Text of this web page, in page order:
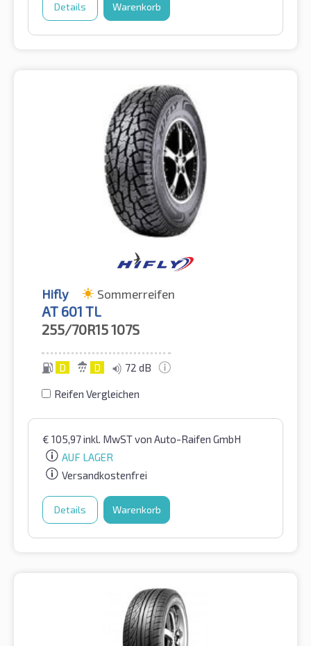
Details Warenkorb
Hifly Sommerreifen
AT 601 TL
255/70R15107S
D D 72 dB
Reifen Vergleichen
€ 105,97inkl. MwSTvon Auto-Raifen GmbH
AUF LAGER
Versandkostenfrei
Details Warenkorb